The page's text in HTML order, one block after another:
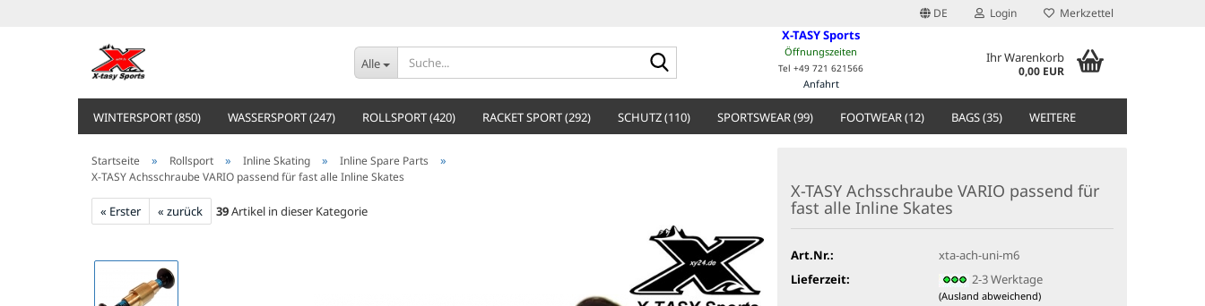
DE Login Merkzettel
Alle
X-TASY Sports
Öffnungszeiten
Tel +49 721 621566
Anfahrt
Ihr Warenkorb
0,00 EUR
WINTERSPORT (850) WASSERSPORT (247) ROLLSPORT (420) RACKET SPORT (292) SCHUTZ (110) SPORTSWEAR (99) FOOTWEAR (12) BAGS (35) WEITERE
Startseite » Rollsport » Inline Skating » Inline Spare Parts »
X-TASY Achsschraube VARIO passend für fast alle Inline Skates
« Erster « zurück 39Artikel in dieser Kategorie
X-TASY Achsschraube VARIO passend für
fast alle Inline Skates
Art.Nr.:
xta-ach-uni-m6
Lieferzeit:
2-3 Werktage
(Ausland abweichend)